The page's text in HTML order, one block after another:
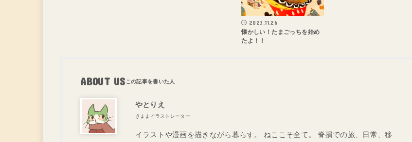
2023.11.26
懐かしい！たまごっちを始め
たよ！！
ABOUT US
やとりえ
きままイラストレーター
イラストや漫画を描きながら暮らす。 ねここそ全て。 脊損での旅、日常、移